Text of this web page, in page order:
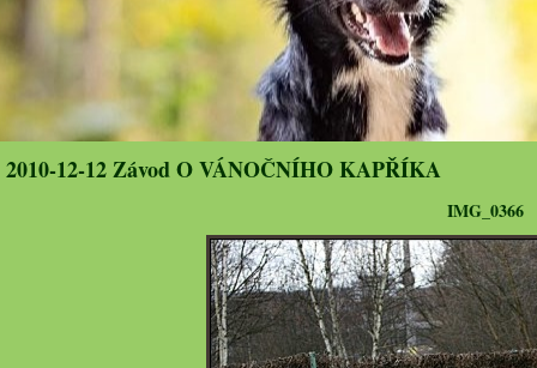
2010-12-12 Závod O VÁNOČNÍHO KAPŘÍKA
IMG_0366